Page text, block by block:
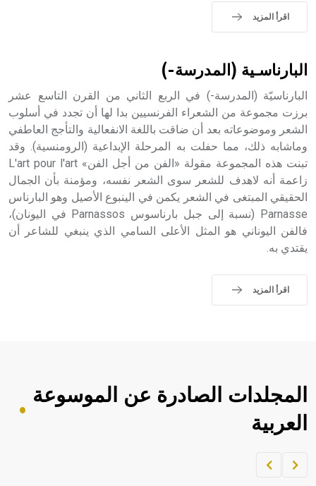
حيث تقتصر القيمة الصوتية للعلامة الك
اقرأ المزيد
البارناسـية (المدرسة-)
البارناسيّة (المدرسة-) في الربع الثاني من القرن التاسع عشر
برزت مجموعة من الشعراء الفرنسيين بدا لها أن تجدد في أسلوب
الشعر وموضوعاته بعد أن ضاقت باللغة الانفعالية والتأجج العاطفي
وماشابه ذلك، مما حفلت به المرحلة الإبداعية (الرومنسية). وقد
تبنت هذه المجموعة مقولة «الفن من أجل الفن» L'art pour l'art
زاعمة أنه لاهدف للشعر سوى الشعر نفسه، ومؤمنة بأن الجمال
الحقيقي المبتغى في الشعر يكمن في الينبوع الأصيل وهو البارناس
Parnasse (نسبة إلى جبل بارناسوس Parnassos في اليونان)،
فالفن اليوناني هو المثل الأعلى السامي الذي ينبغي للشاعر أن
يقتدي به.
اقرأ المزيد
المجلدات الصادرة عن الموسوعة
العربية